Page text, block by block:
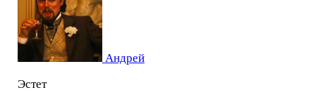
Андрей
Эстет